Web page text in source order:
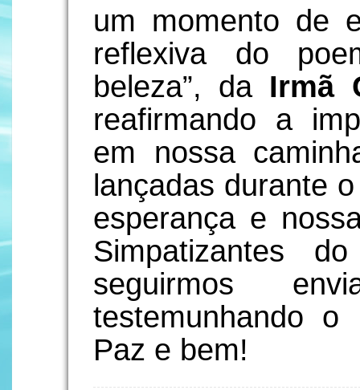
um momento de
reflexiva do
beleza”, da Irmã
reafirmando a
em nossa
lançadas durante
esperança e
Simpatizantes
seguirmos
testemunhando
Paz e bem!